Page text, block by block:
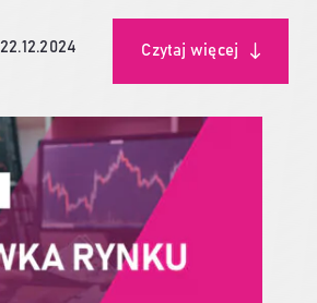
22.12.2024 Czytaj więcej